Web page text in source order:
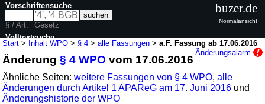
Start > Inhalt WPO > § 4 >alle Fassungen >a.F. Fassung ab 17.06.2016
Änderungsalarm
Änderung§ 4 WPO vom 17.06.2016
Ähnliche Seiten:weitere Fassungen von § 4 WPO,alle
Änderungen durch Artikel 1 APAReG am 17. Juni 2016 und
Änderungshistorie der WPO
Vorschriftensuche
§ / Art.
Gesetz
Volltextsuche
nur in WPO
buzer.de
Normalansicht